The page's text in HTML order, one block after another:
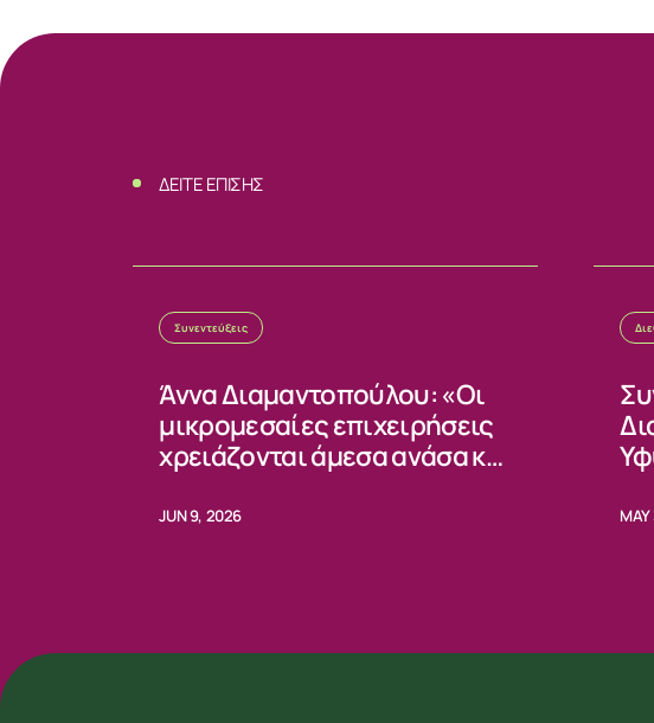
ΝΕΑ
ΕΠΙΚΟΙΝΩΝΙΑ
ΔΕΙΤΕ ΕΠΙΣΗΣ
Συνεντεύξεις
Άννα Διαμαντοπούλου: «Οι
μικρομεσαίες επιχειρήσεις
χρειάζονται άμεσα ανάσα και
JUN 9, 2026